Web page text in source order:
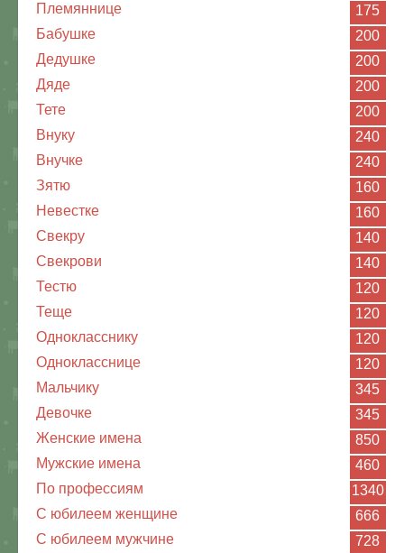
Племяннице
175
Бабушке
200
Дедушке
200
Дяде
200
Тете
200
Внуку
240
Внучке
240
Зятю
160
Невестке
160
Свекру
140
Свекрови
140
Тестю
120
Теще
120
Однокласснику
120
Однокласснице
120
Мальчику
345
Девочке
345
Женские имена
850
Мужские имена
460
По профессиям
1340
С юбилеем женщине
666
С юбилеем мужчине
728